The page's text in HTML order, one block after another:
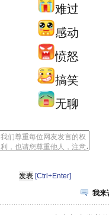
难过
感动
愤怒
搞笑
无聊
[Ctrl+Enter]
我来